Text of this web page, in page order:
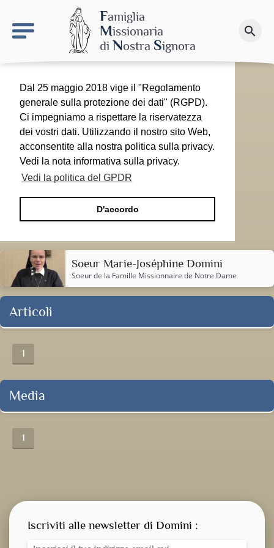
Famiglia
Missionaria
diNostra Signora
search
Fai una donazione
Dal 25 maggio 2018 vige il "Regolamento
generale sulla protezione dei dati" (RGPD).
Ci impegniamo a rispettare la riservatezza
dei vostri dati. Utilizzando il nostro sito Web,
acconsentite alla nostra politica sulla privacy.
Vedi la nota informativa sulla privacy.
Vedi la politica del GPDR
D'accordo
Soeur Marie-Joséphine Domini
Soeur de la Famille Missionnaire de Notre Dame
Articoli
1
Media
1
Iscriviti alle newsletter di Domini :